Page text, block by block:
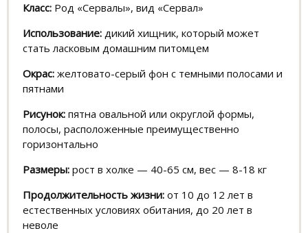
Класс: Род «Сервалы», вид «Сервал»
Использование: дикий хищник, который может
стать ласковым домашним питомцем
Окрас: желтовато-серый фон с темными полосами и
пятнами
Рисунок: пятна овальной или округлой формы,
полосы, расположенные преимущественно
горизонтально
Размеры: рост в холке — 40-65 см, вес — 8-18 кг
Продолжительность жизни: от 10 до 12 лет в
естественных условиях обитания, до 20 лет в
неволе